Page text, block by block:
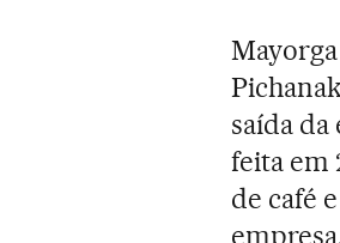
saída
feita em
de café